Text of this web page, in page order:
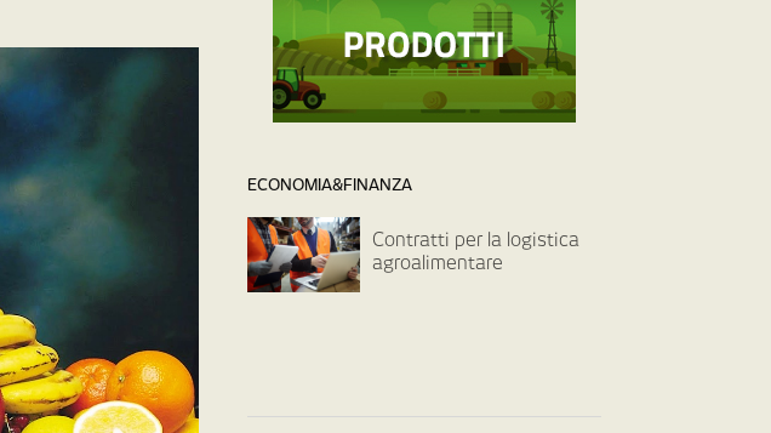
ECONOMIA&FINANZA
Contratti per la logistica
agroalimentare